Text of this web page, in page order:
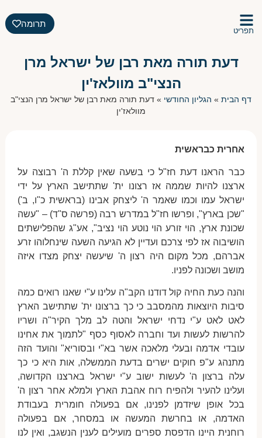
תפריט
תרומה
דעת תורה מאת רבן של ישראל מרן
הנצי"ב מוולאז'ין
דף הבית » הגליון החודשי » דעת תורה מאת רבן של ישראל מרן הנצי"ב
מוולאז'ין
אחרית כבראשית
כבר הראנו דעת חז"ל כי בשעה שאין קללת ה' רבוצה על
ארצנו להיות שממה אז רצונו ית' שתתישב הארץ על ידי
ישראל עמו וכמו שאמר ה' ליצחק אבינו (בראשית כ"ו, ב')
"שכן בארץ", ופרשו חז"ל במדרש רבה (פרשה ס"ד) – "עשה
שכונת ארץ, הוי זורע הוי נוטע הוי נציב", אע"ג שהפלישתים
הושיבוה אז לפי צרכם ועדיין לא הגיעה השעה שינחלוהו זרע
אברהם, מכל מקום היה רצון ה' שיעשה יצחק מצדו איזה
מושב ושכונה לפניו.
והנה כעת החיה קול דודנו הקב"ה עלינו ע"י שאנו רואים כמה
סיבות היוצאות מהמסבב כי כך ברצונו ית' שתתישב הארץ
לאט לאט ע"י נדחי ישראל והטה לב מלך הקיר"ה ושריו
להרשות לעשות ועד וחברה לאסוף כסף "לתמוך את אחינו
עובדי אדמה ובעלי מלאכה אשר בא"י ובסוריא" והועד הזה
מתנהג ע"פ חוקים ישרים בדעת הממשלה, אות היא כי כך
עלה ברצון ה' לעשות ישוב ע"י ישראל בארצנו הקדושה,
ועלינו להעיר ולהפיח רוח אהבת הארץ ולמלא אחר רצון ה'
בכל אופן שיזדמן לפנינו, אם בפעולה חומרית בעבודת
האדמה, או בחרשת המעשה או במסחר, אם בפעולה
רוחנית היינו הדפסת ספרים מועילים לענין הנשגב, ואין לנו